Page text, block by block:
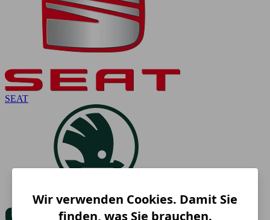
SEAT
Wir verwenden Cookies. Damit Sie
finden, was Sie brauchen.